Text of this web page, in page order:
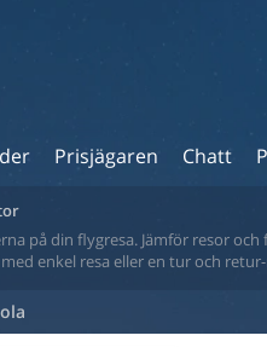
Prisjägaren Chatt
på din flygresa. Jämför resor
enkel resa eller en tur och